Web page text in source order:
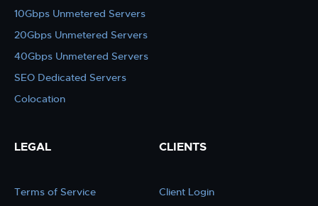
10Gbps Unmetered Servers
20Gbps Unmetered Servers
40Gbps Unmetered Servers
SEO Dedicated Servers
Colocation
LEGAL
Terms of Service
CLIENTS
Client Login